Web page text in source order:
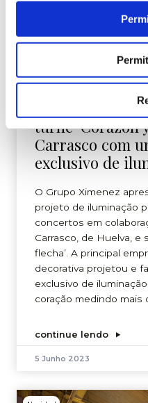
O Grupo
turnê ‘Corazón
Carrasco com
exclusivo de
O Grupo Ximenez
projeto de iluminação
concertos em
Carrasco, de Huelva, e
flecha’. A principal
decorativa projetou e
exclusivo de
coração medindo
continue lendo
5 Junho 2023